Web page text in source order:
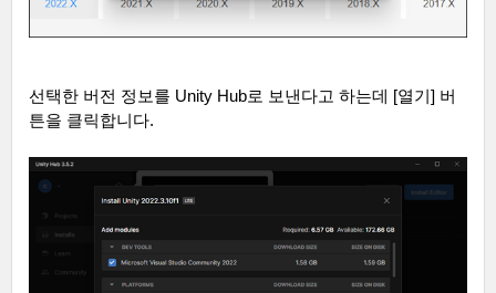
선택한 버전 정보를 Unity Hub로 보낸다고 하는데 [열기] 버
튼을 클릭합니다.